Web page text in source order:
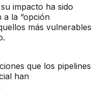
impacto ha sido
a la “opción
más vulnerables
que los pipelines
han